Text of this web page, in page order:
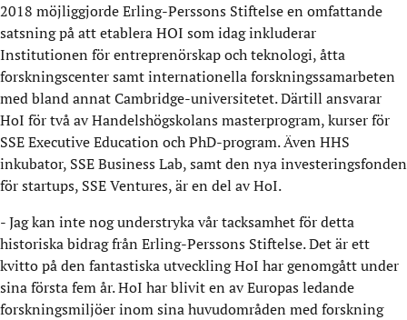
2018 möjliggjorde Erling-Perssons Stiftelse en omfattande
satsning på att etablera HOI som idag inkluderar
Institutionen för entreprenörskap och teknologi, åtta
forskningscenter samt internationella forskningssamarbeten
med bland annat Cambridge-universitetet. Därtill ansvarar
HoI för två av Handelshögskolans masterprogram, kurser för
SSE Executive Education och PhD-program. Även HHS
inkubator, SSE Business Lab, samt den nya investeringsfonden
för startups, SSE Ventures, är en del av HoI.
- Jag kan inte nog understryka vår tacksamhet för detta
historiska bidrag från Erling-Perssons Stiftelse. Det är ett
kvitto på den fantastiska utveckling HoI har genomgått under
sina första fem år. HoI har blivit en av Europas ledande
forskningsmiljöer inom sina huvudområden med forskning